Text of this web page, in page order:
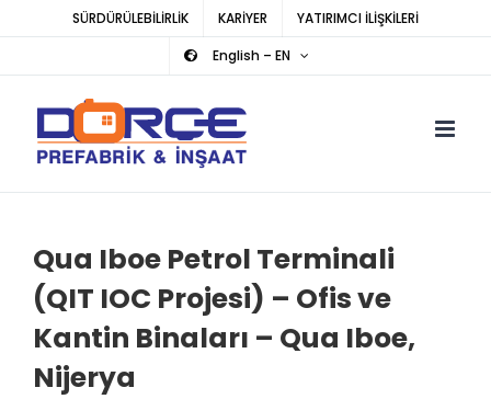
SÜRDÜRÜLEBİLİRLİK KARİYER
YATIRIMCI İLİŞKİLERİ
English – EN
Qua Iboe Petrol Terminali
(QIT IOC Projesi) – Ofis ve
Kantin Binaları – Qua Iboe,
Nijerya